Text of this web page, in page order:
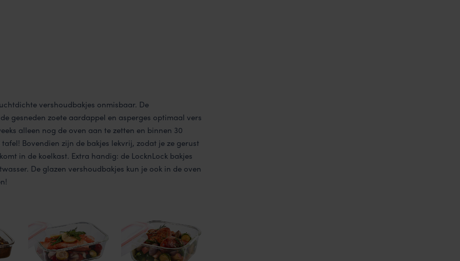
vershoudbakjes onmisbaar. De
gesneden zoete aardappel en asperges optimaal vers
alleen nog de oven aan te zetten en binnen 30
Bovendien zijn de bakjes lekvrij, zodat je ze gerust
in de koelkast. Extra handig: de LocknLock bakjes
De glazen vershoudbakjes kun je ook in de oven